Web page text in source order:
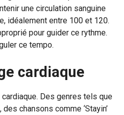
une circulation sanguine
idéalement entre 100 et 120.
pour guider ce rythme.
ce tempo.
cardiaque
Des genres tels que
chansons comme ‘Stayin’